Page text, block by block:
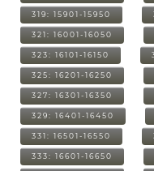
319: 15901-15950
321: 16001-16050
323: 16101-16150
325: 16201-16250
327: 16301-16350
329: 16401-16450
331: 16501-16550
333: 16601-16650